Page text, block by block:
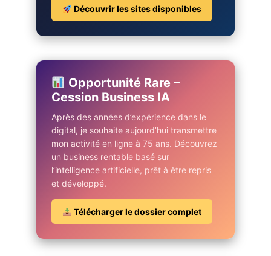
Découvrir les sites disponibles
Opportunité Rare –
Cession Business IA
Après des années d’expérience dans le
digital, je souhaite aujourd’hui transmettre
mon activité en ligne à 75 ans. Découvrez
un business rentable basé sur
l’intelligence artificielle, prêt à être repris
et développé.
Télécharger le dossier complet